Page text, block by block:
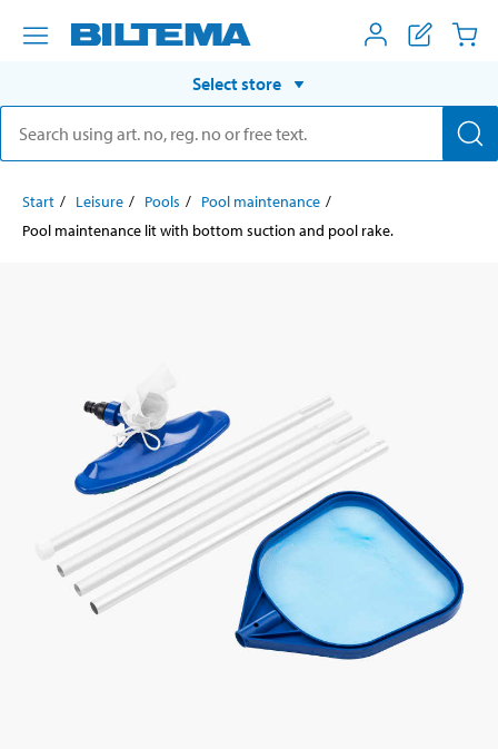
Select store
Start Leisure Pools
Pool maintenance
Pool maintenance lit with bottom suction and pool rake.